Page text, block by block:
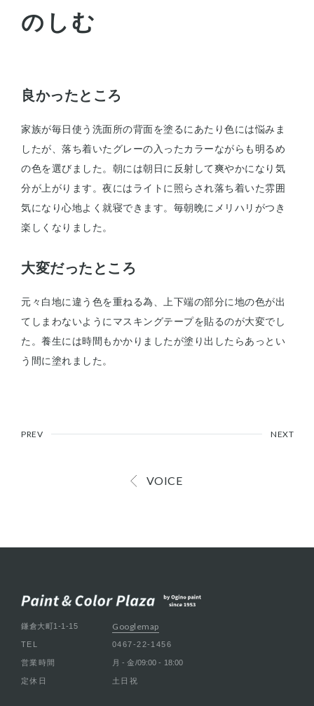
のしむ
良かったところ
家族が毎日使う洗面所の背面を塗るにあたり色には悩みま
したが、落ち着いたグレーの入ったカラーながらも明るめ
の色を選びました。朝には朝日に反射して爽やかになり気
分が上がります。夜にはライトに照らされ落ち着いた雰囲
気になり心地よく就寝できます。毎朝晩にメリハリがつき
楽しくなりました。
大変だったところ
元々白地に違う色を重ねる為、上下端の部分に地の色が出
てしまわないようにマスキングテープを貼るのが大変でし
た。養生には時間もかかりましたが塗り出したらあっとい
う間に塗れました。
NEXT
PREV
VOICE
鎌倉大町1-1-15 Googlemap
TEL 0467-22-1456
営業時間 月 - 金/09:00 - 18:00
定休日 土日祝